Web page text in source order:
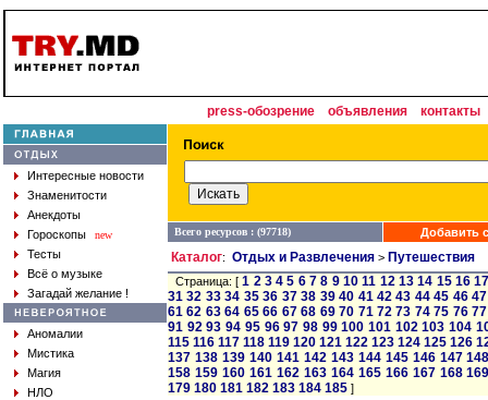
press-обозрение объявления контакты
Интересные новости
Знаменитости
Анекдоты
Гороскопы
new
Тесты
Всё о музыке
Загадай желание !
Аномалии
Мистика
Магия
НЛО
Всего ресурсов : (97718) Добавить
Каталог: Отдых и Развлечения > Путешествия
Страница: [1 2 3 4 5 6 7 8 9 10 11 12 13 14 15 16
31 32 33 34 35 36 37 38 39 40 41 42 43 44 45 46 47
61 62 63 64 65 66 67 68 69 70 71 72 73 74 75 76 77
91 92 93 94 95 96 97 98 99 100 101 102 103 104
115 116 117 118 119 120 121 122 123 124 125 126
137 138 139 140 141 142 143 144 145 146 147
158 159 160 161 162 163 164 165 166 167 168
179 180 181 182 183 184 185 ]